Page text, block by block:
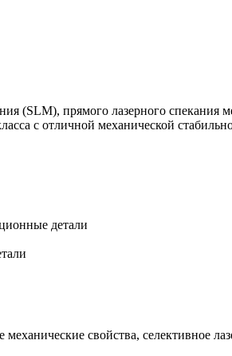
(SLM), прямого лазерного спекания
с отличной механической
детали
механические свойства, селективное